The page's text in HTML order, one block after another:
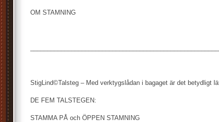
OM STAMNING
StigLind©Talsteg – Med verktygslådan i bagaget är det betydligt
DE FEM TALSTEGEN:
STAMMA PÅ och ÖPPEN STAMNING